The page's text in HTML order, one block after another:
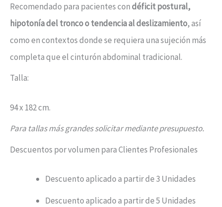
Recomendado para pacientes condéficit postural,
hipotonía del tronco o tendencia al deslizamiento, así
como en contextos donde se requiera una sujeción más
completa que el cinturón abdominal tradicional.
Talla:
94 x 182 cm.
Para tallas más grandes solicitar mediante presupuesto.
Descuentos por volumen para Clientes Profesionales
Descuento aplicado a partir de 3 Unidades
Descuento aplicado a partir de 5 Unidades